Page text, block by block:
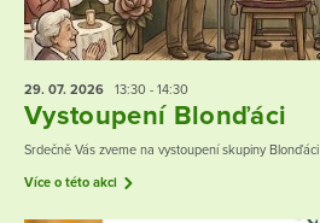
29. 07. 2026 13:30 - 14:30
Vystoupení Blonďáci
Srdečně Vás zveme na vystoupení skupiny Blonďáci
Více o této akci